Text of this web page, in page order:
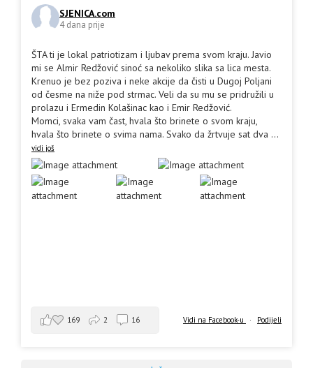
SJENICA.com
4 dana prije
ŠTA ti je lokal patriotizam i ljubav prema svom kraju. Javio
mi se Almir Redžović sinoć sa nekoliko slika sa lica mesta.
Krenuo je bez poziva i neke akcije da čisti u Dugoj Poljani
od česme na niže pod strmac. Veli da su mu se pridružili u
prolazu i Ermedin Kolašinac kao i Emir Redžović.
Momci, svaka vam čast, hvala što brinete o svom kraju,
hvala što brinete o svima nama. Svako da žrtvuje sat dva ...
vidi još
Vidi na Facebook-u · Podijeli
169 2 16